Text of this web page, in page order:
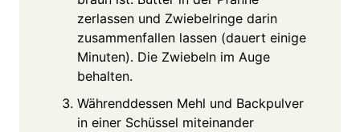
zerlassen und Zwiebelringe darin
zusammenfallen lassen (dauert einige
Minuten). Die Zwiebeln im Auge
behalten.
Währenddessen Mehl und Backpulver
in einer Schüssel miteinander